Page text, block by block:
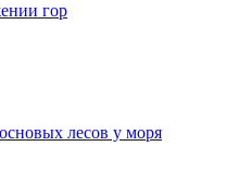
гор
лесов у моря